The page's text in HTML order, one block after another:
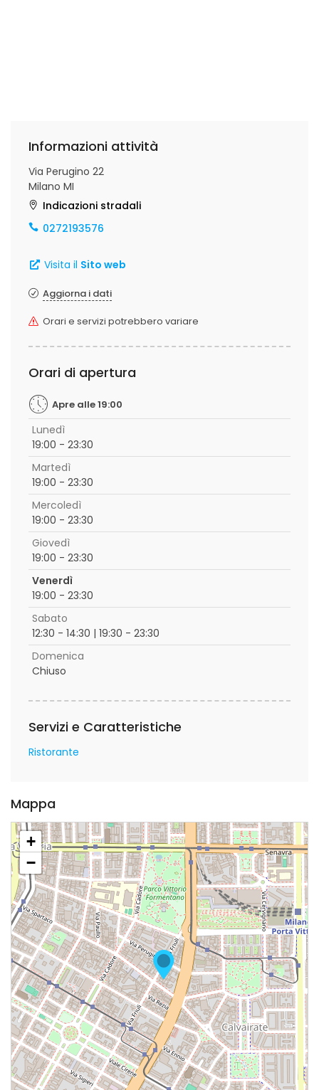
Informazioni attività
Via Perugino 22
Milano MI
Indicazioni stradali
0272193576
Visita il Sito web
Aggiorna i dati
Orari e servizi potrebbero variare
Orari di apertura
Apre alle 19:00
Lunedì
19:00 - 23:30
Martedì
19:00 - 23:30
Mercoledì
19:00 - 23:30
Giovedì
19:00 - 23:30
Venerdì
19:00 - 23:30
Sabato
12:30 - 14:30 | 19:30 - 23:30
Domenica
Chiuso
Servizi e Caratteristiche
Ristorante
Mappa
+
−